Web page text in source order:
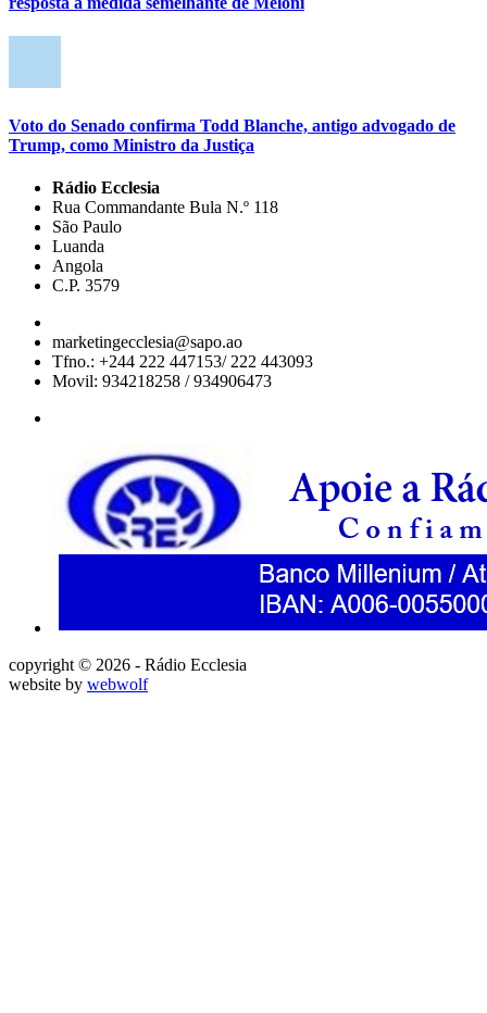
Voto do Senado confirma Todd Blanche, antigo advogado de
Trump, como Ministro da Justiça
Rádio Ecclesia
Rua Commandante Bula N.º 118
São Paulo
Luanda
Angola
C.P. 3579
marketingecclesia@sapo.ao
Tfno.: +244 222 447153/ 222 443093
Movil: 934218258 / 934906473
copyright © 2026 - Rádio Ecclesia
website by webwolf